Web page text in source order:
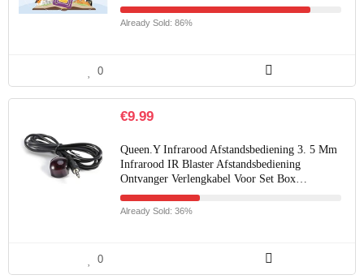
Already Sold: 86%
0
€9.99
Queen.Y Infrarood Afstandsbediening 3. 5 Mm
Infrarood IR Blaster Afstandsbediening
Ontvanger Verlengkabel Voor Set Box…
Already Sold: 36%
0